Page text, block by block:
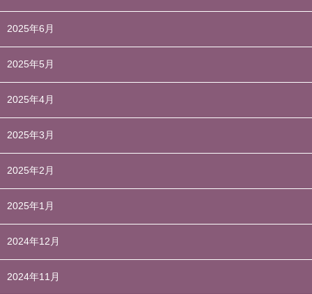
2025年6月
2025年5月
2025年4月
2025年3月
2025年2月
2025年1月
2024年12月
2024年11月